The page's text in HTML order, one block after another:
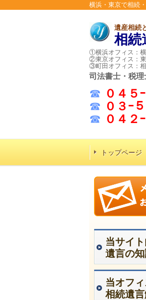
横浜・東京で相続
遺産相続
相続
①横浜オフィス：
②東京オフィス：
③町田オフィス：
司法書士・税理
☎ ０４５
☎ ０３ｰ
☎ ０４２
トップページ
当サイ
遺言の
当オフ
相続遺